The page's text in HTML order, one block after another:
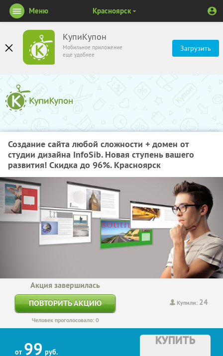
КупиКупон
Мобильное приложение
ещё удобнее
Загрузить
Меню Красноярск
Создание сайта любой сложности + домен от
студии дизайна InfoSib. Новая ступень вашего
развития! Скидка до 96%. Красноярск
Купили: 24
Акция завершилась
ПОВТОРИТЬ АКЦИЮ
Человек проголосовало: 0
от 99 руб.
КУПИТЬ